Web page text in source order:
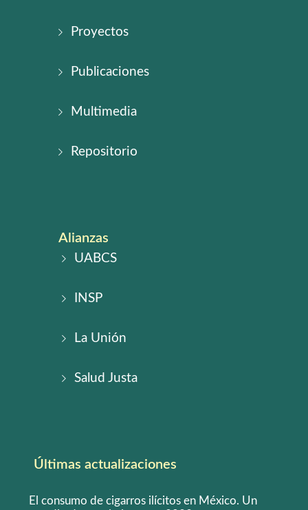
Proyectos
Publicaciones
Multimedia
Repositorio
Alianzas
UABCS
INSP
La Unión
Salud Justa
Últimas actualizaciones
El consumo de cigarros ilícitos en México. Un